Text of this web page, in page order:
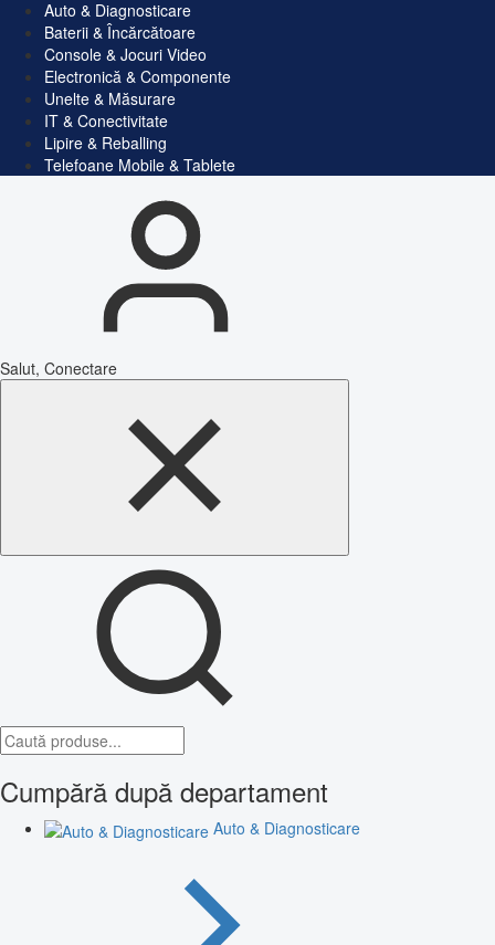
Auto & Diagnosticare
Baterii & Încărcătoare
Console & Jocuri Video
Electronică & Componente
Unelte & Măsurare
IT & Conectivitate
Lipire & Reballing
Telefoane Mobile & Tablete
Salut, Conectare
Cumpără după departament
Auto & Diagnosticare